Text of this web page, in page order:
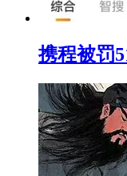
携程被罚